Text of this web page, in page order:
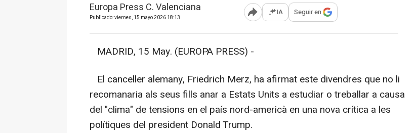
Europa Press C. Valenciana
Publicado: viernes, 15 mayo 2026 18:13 Abrir opciones para compartir
IA Seguir en
MADRID, 15 May. (EUROPA PRESS) -
El canceller alemany, Friedrich Merz, ha afirmat este divendres que no li
recomanaria als seus fills anar a Estats Units a estudiar o treballar a causa
del "clima" de tensions en el país nord-americà en una nova crítica a les
polítiques del president Donald Trump.